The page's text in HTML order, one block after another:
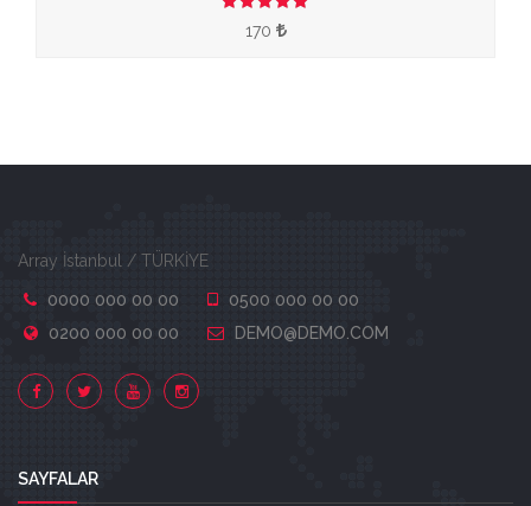
3.50
170
Array İstanbul / TÜRKİYE
0000 000 00 00
0500 000 00 00
0200 000 00 00
DEMO@DEMO.COM
SAYFALAR